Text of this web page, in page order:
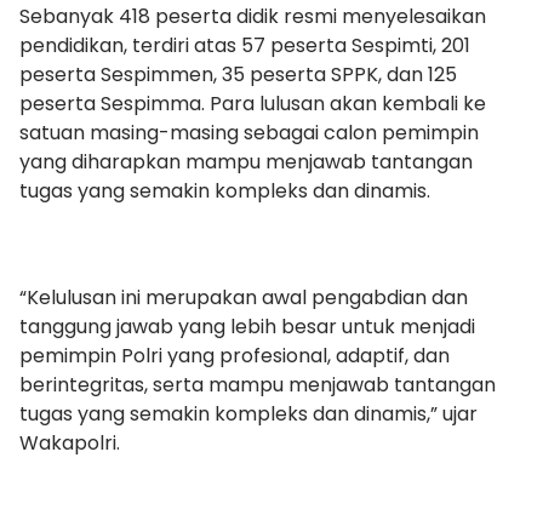
Sebanyak 418 peserta didik resmi menyelesaikan
pendidikan, terdiri atas 57 peserta Sespimti, 201
peserta Sespimmen, 35 peserta SPPK, dan 125
peserta Sespimma. Para lulusan akan kembali ke
satuan masing-masing sebagai calon pemimpin
yang diharapkan mampu menjawab tantangan
tugas yang semakin kompleks dan dinamis.
“Kelulusan ini merupakan awal pengabdian dan
tanggung jawab yang lebih besar untuk menjadi
pemimpin Polri yang profesional, adaptif, dan
berintegritas, serta mampu menjawab tantangan
tugas yang semakin kompleks dan dinamis,” ujar
Wakapolri.